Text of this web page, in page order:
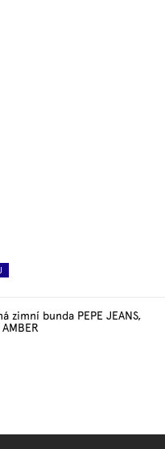
zimní bunda PEPE JEANS,